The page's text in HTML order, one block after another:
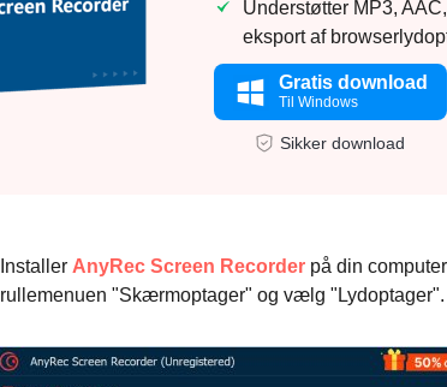
Understøtter MP3,
eksport af
Gratis download
Til Windows
Sikker download
Installer AnyRec Screen Recorder på din
rullemenuen "Skærmoptager" og vælg "Lydoptager".